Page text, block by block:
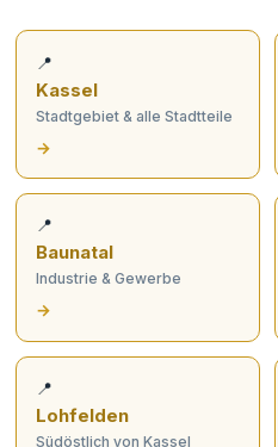
📍
Kassel
Stadtgebiet & alle Stadtteile
→
📍
Baunatal
Industrie & Gewerbe
→
📍
Lohfelden
Südöstlich von Kassel